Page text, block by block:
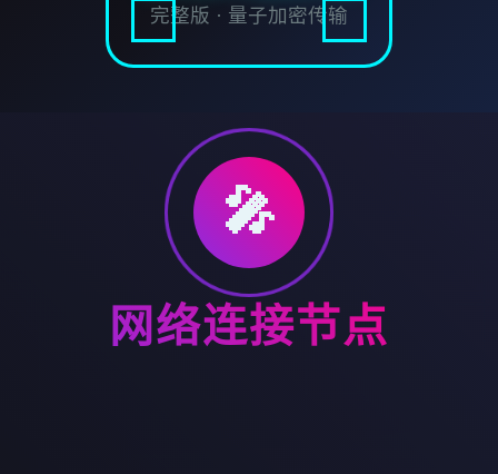
完整版 · 量子加密传输
🎤
网络连接节点